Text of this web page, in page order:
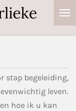
stap begeleiding,
leven.
hoe ik u kan